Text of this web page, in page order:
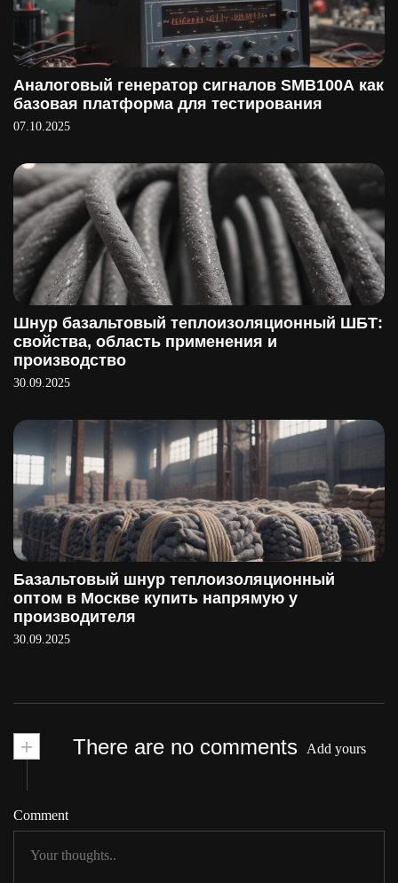
Аналоговый генератор сигналов SMB100A как
базовая платформа для тестирования
07.10.2025
Шнур базальтовый теплоизоляционный ШБТ:
свойства, область применения и
производство
30.09.2025
Базальтовый шнур теплоизоляционный
оптом в Москве купить напрямую у
производителя
30.09.2025
+ There are no comments Add yours
Comment